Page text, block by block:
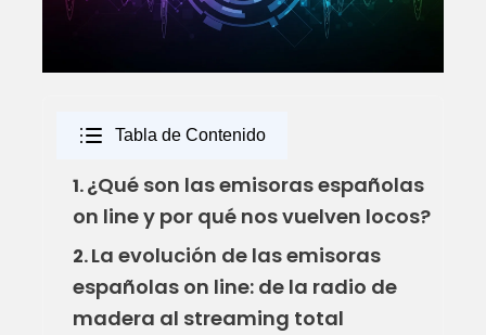
Tabla de Contenido
1.¿Qué son las emisoras españolas
on line y por qué nos vuelven locos?
2.La evolución de las emisoras
españolas on line: de la radio de
madera al streaming total